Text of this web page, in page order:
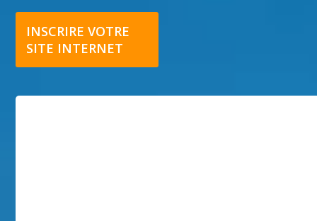
INSCRIRE VOTRE
SITE INTERNET